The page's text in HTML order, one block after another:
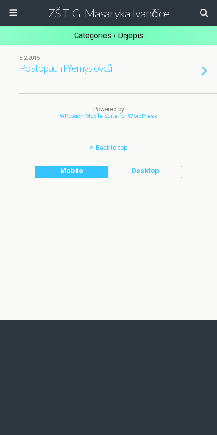
ZŠ T. G. Masaryka Ivančice
Categories › Dějepis
5.2.2015
Po stopách Přemyslovců
Powered by
WPtouch Mobile Suite for WordPress
Back to top
Mobile Desktop